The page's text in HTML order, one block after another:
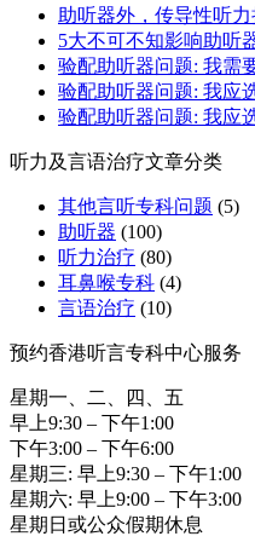
助听器外，传导性听
5大不可不知影响助听
验配助听器问题: 我需
验配助听器问题: 我应
验配助听器问题: 我应
听力及言语治疗文章分类
其他言听专科问题 (5)
助听器 (100)
听力治疗 (80)
耳鼻喉专科 (4)
言语治疗 (10)
预约香港听言专科中心服务
星期一、二、四、五
早上9:30 – 下午1:00
下午3:00 – 下午6:00
星期三: 早上9:30 – 下午1:00
星期六: 早上9:00 – 下午3:00
星期日或公众假期休息